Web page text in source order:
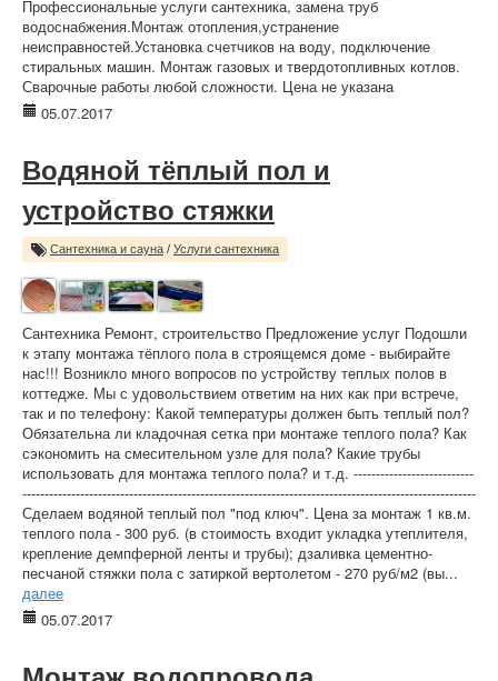
Профессиональные услуги сантехника, замена труб
водоснабжения.Монтаж отопления,устранение
неисправностей.Установка счетчиков на воду, подключение
стиральных машин. Монтаж газовых и твердотопливных котлов.
Сварочные работы любой сложности. Цена не указана
05.07.2017
Водяной тёплый пол и
устройство стяжки
Сантехника и сауна / Услуги сантехника
Сантехника Ремонт, строительство Предложение услуг Подошли
к этапу монтажа тёплого пола в строящемся доме - выбирайте
нас!!! Возникло много вопросов по устройству теплых полов в
коттедже. Мы с удовольствием ответим на них как при встрече,
так и по телефону: Какой температуры должен быть теплый пол?
Обязательна ли кладочная сетка при монтаже теплого пола? Как
сэкономить на смесительном узле для пола? Какие трубы
использовать для монтажа теплого пола? и т.д. ---------------------------
------------------------------------------------------------------------------------------------------
Сделаем водяной теплый пол "под ключ". Цена за монтаж 1 кв.м.
теплого пола - 300 руб. (в стоимость входит укладка утеплителя,
крепление демпферной ленты и трубы); дзаливка цементно-
песчаной стяжки пола с затиркой вертолетом - 270 руб/м2 (вы...
далее
05.07.2017